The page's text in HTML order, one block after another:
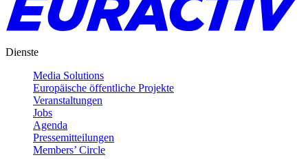
Dienste
Media Solutions
Europäische öffentliche Projekte
Veranstaltungen
Jobs
Agenda
Pressemitteilungen
Members’ Circle